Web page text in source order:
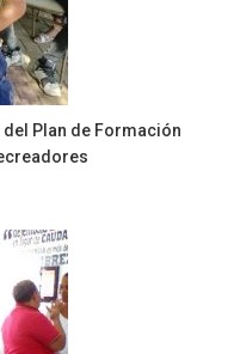
del Plan de Formación